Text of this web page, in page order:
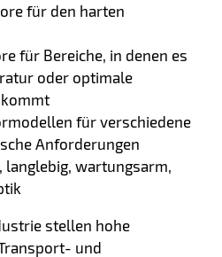
für den harten
für Bereiche, in denen es
oder optimale
für verschiedene
Anforderungen
wartungsarm,
stellen hohe
und